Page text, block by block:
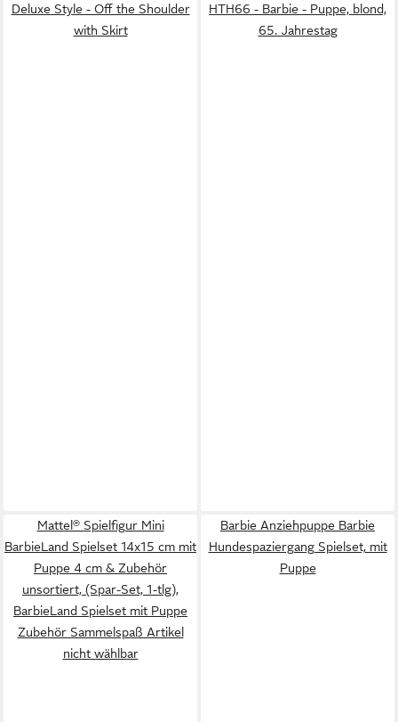
Deluxe Style - Off the Shoulder
with Skirt
HTH66 - Barbie - Puppe, blond,
65. Jahrestag
Mattel® Spielfigur Mini
BarbieLand Spielset 14x15 cm mit
Puppe 4 cm & Zubehör
unsortiert, (Spar-Set, 1-tlg),
BarbieLand Spielset mit Puppe
Zubehör Sammelspaß Artikel
nicht wählbar
Barbie Anziehpuppe Barbie
Hundespaziergang Spielset, mit
Puppe